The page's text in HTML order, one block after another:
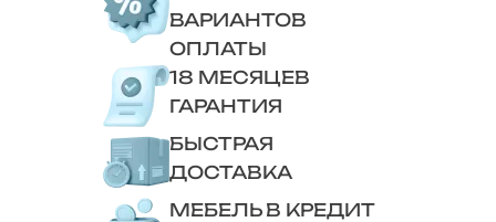
ВАРИАНТОВ
ОПЛАТЫ
18 МЕСЯЦЕВ
ГАРАНТИЯ
БЫСТРАЯ
ДОСТАВКА
МЕБЕЛЬ В КРЕДИТ